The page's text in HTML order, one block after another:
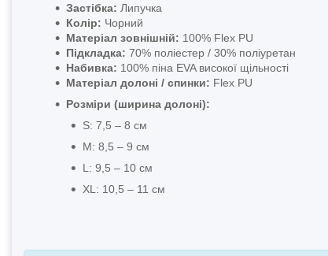
Застібка: Липучка
Колір: Чорний
Матеріал зовнішній: 100% Flex PU
Підкладка: 70% поліестер / 30% поліуретан
Набивка: 100% піна EVA високої щільності
Матеріал долоні / спинки: Flex PU
Розміри (ширина долоні):
S: 7,5 – 8 см
M: 8,5 – 9 см
L: 9,5 – 10 см
XL: 10,5 – 11 см